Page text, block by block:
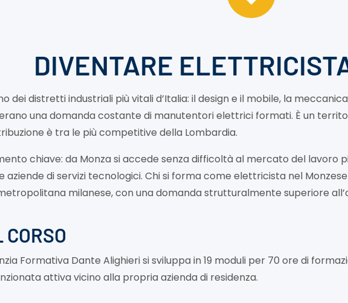
DIVENTARE
dei distretti industriali più vitali d’Italia: il design e il mobile, la
una domanda costante di manutentori elettrici formati. È un
è tra le più competitive della Lombardia.
chiave: da Monza si accede senza difficoltà al mercato del
di servizi tecnologici. Chi si forma come elettricista nel
milanese, con una domanda strutturalmente superiore
Formativa Dante Alighieri si sviluppa in 19 moduli per 70 ore di
attiva vicino alla propria azienda di residenza.